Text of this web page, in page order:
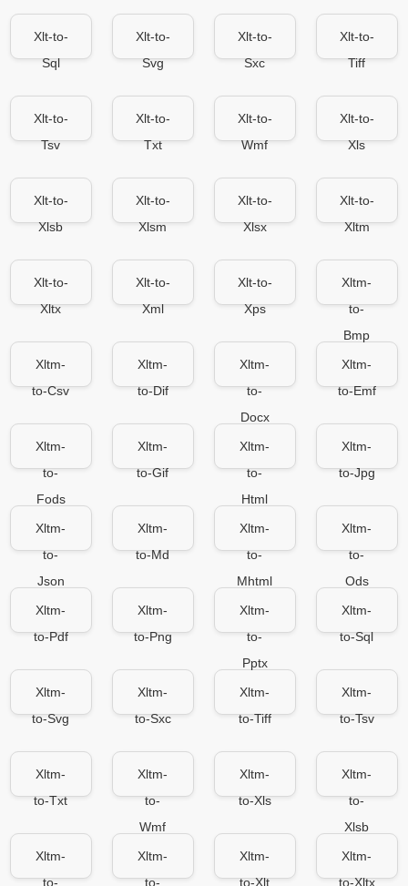
Xlt-to-
Sql
Xlt-to-
Svg
Xlt-to-
Sxc
Xlt-to-
Tiff
Xlt-to-
Tsv
Xlt-to-
Txt
Xlt-to-
Wmf
Xlt-to-
Xls
Xlt-to-
Xlsb
Xlt-to-
Xlsm
Xlt-to-
Xlsx
Xlt-to-
Xltm
Xlt-to-
Xltx
Xlt-to-
Xml
Xlt-to-
Xps
Xltm-
to-
Bmp
Xltm-
to-Csv
Xltm-
to-Dif
Xltm-
to-
Docx
Xltm-
to-Emf
Xltm-
to-
Fods
Xltm-
to-Gif
Xltm-
to-
Html
Xltm-
to-Jpg
Xltm-
to-
Json
Xltm-
to-Md
Xltm-
to-
Mhtml
Xltm-
to-
Ods
Xltm-
to-Pdf
Xltm-
to-Png
Xltm-
to-
Pptx
Xltm-
to-Sql
Xltm-
to-Svg
Xltm-
to-Sxc
Xltm-
to-Tiff
Xltm-
to-Tsv
Xltm-
to-Txt
Xltm-
to-
Wmf
Xltm-
to-Xls
Xltm-
to-
Xlsb
Xltm-
to-
Xltm-
to-
Xltm-
to-Xlt
Xltm-
to-Xltx